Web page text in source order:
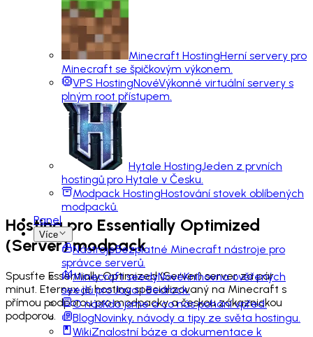
Minecraft HostingHerní servery pro
Minecraft se špičkovým výkonem.
VPS HostingNovéVýkonné virtuální servery s
plným root přístupem.
Hytale HostingJeden z prvních
hostingů pro Hytale v Česku.
Modpack HostingHostování stovek oblíbených
modpacků.
Panel
Více
NástrojeBezplatné Minecraft nástroje pro
správce serverů.
Minecraft seedyNovéKnihovna ověřených
seedů pro Java i Bedrock.
O násKdo jsme a co nás pohání vpřed.
BlogNovinky, návody a tipy ze světa hostingu.
WikiZnalostní báze a dokumentace k
Hosting pro Essentially Optimized
(Server)modpack
Spusťte Essentially Optimized (Server) server za pár
minut. Eternyx je hosting specializovaný na Minecraft s
přímou podporou pro modpacky a českou zákaznickou
podporou.